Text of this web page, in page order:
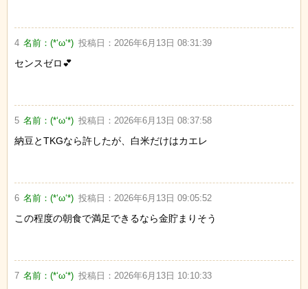
4 名前：(*‘ω‘*) 投稿日： 2026年6月13日 08:31:39
センスゼロ💕
5 名前：(*‘ω‘*) 投稿日： 2026年6月13日 08:37:58
納豆とTKGなら許したが、白米だけはカエレ
6 名前：(*‘ω‘*) 投稿日： 2026年6月13日 09:05:52
この程度の朝食で満足できるなら金貯まりそう
7 名前：(*‘ω‘*) 投稿日： 2026年6月13日 10:10:33